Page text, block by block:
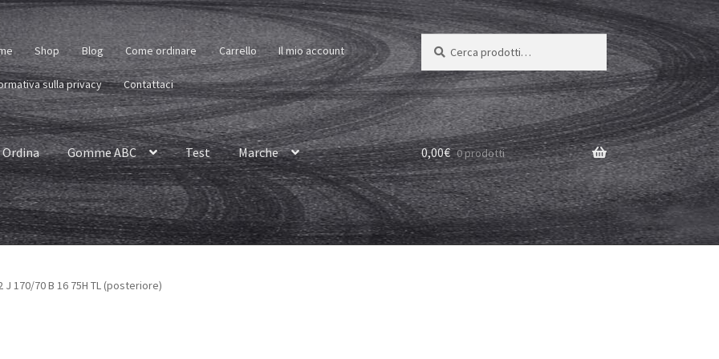
Shop Blog Come ordinare Carrello Il mio account
sulla privacy Contattaci
Cerca:
Cerca
Ordina Gomme ABC Test Marche 0,00€ 0 prodotti
170/70 B 16 75H TL (posteriore)